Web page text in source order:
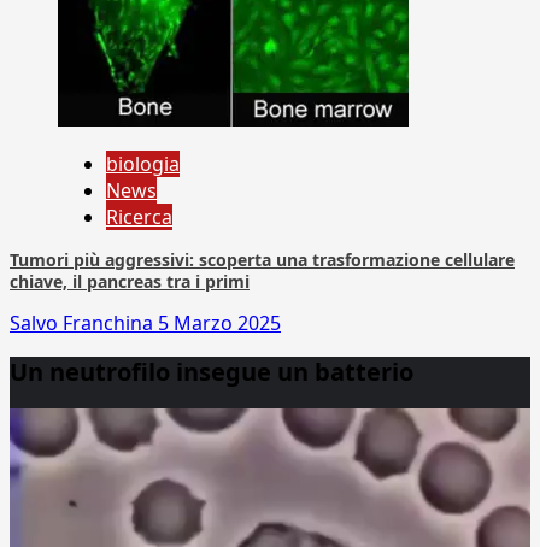
biologia
News
Ricerca
Tumori più aggressivi: scoperta una trasformazione cellulare
chiave, il pancreas tra i primi
Salvo Franchina 5 Marzo 2025
Un neutrofilo insegue un batterio
Player